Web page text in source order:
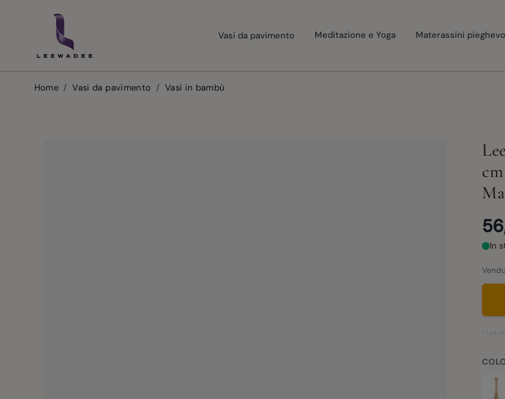
Vasi da pavimento Meditazione e Yoga Materassini
Home / Vasi da pavimento / Vasi in bambù
In
* Link